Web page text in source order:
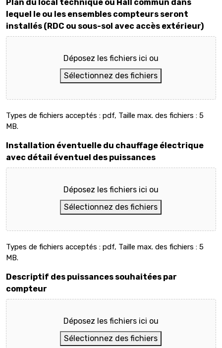
Plan du local technique ou Hall commun dans
lequel le ou les ensembles compteurs seront
installés (RDC ou sous-sol avec accès extérieur)
Déposez les fichiers ici ou
Sélectionnez des fichiers
Types de fichiers acceptés : pdf, Taille max. des fichiers : 5
MB.
Installation éventuelle du chauffage électrique
avec détail éventuel des puissances
Déposez les fichiers ici ou
Sélectionnez des fichiers
Types de fichiers acceptés : pdf, Taille max. des fichiers : 5
MB.
Descriptif des puissances souhaitées par
compteur
Déposez les fichiers ici ou
Sélectionnez des fichiers